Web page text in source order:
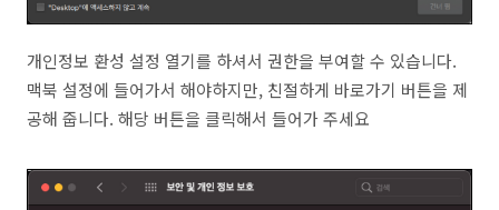
개인정보 환성 설정 열기를 하셔서 권한을 부여할 수 있습니다.
맥북 설정에 들어가서 해야하지만, 친절하게 바로가기 버튼을 제
공해 줍니다. 해당 버튼을 클릭해서 들어가 주세요